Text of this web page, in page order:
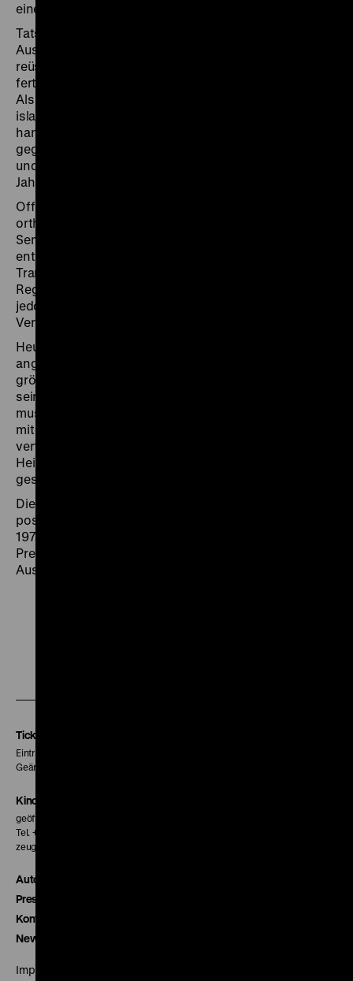
einer der zentralen Protagonisten des Dritten Kinos.
Tatsächlich datieren die beiden Sembène-Arbeiten der
Auswahl allerdings nicht ganz auf dasselbe Jahr.
reüssierte 1975 im Kino,
fertiggestellt und dann direkt von der Zensur kassiert.
Als Grund für das Verbot wird häufig die ungeschützt
islamkritische Haltung des Films vermutet:
handelt vom Widerstand der titelgebenden Gruppe
gegen den Untergang ihrer traditionellen Lebensweise
und muslimische Einflussnahme am Ende des 17.
Jahrhunderts.
Offiziell wurden allerdings kulturell aufgeladene
orthographische Spitzfindigkeiten ins Feld geführt.
Sembène insistierte darauf, dass der Titel
entsprechend einer von ihm mitentwickelten Wolof-
Transkription mit zwei Ds geschrieben wird, die
Regierung unter Präsident Léopold Senghor lehnte
jedoch gemäß des von ihr gesprochenen Sereres die
Verwendung doppelter Konsonanten strikt ab.
Heute scheint der im zeitgenössischen Polit-Milieu
angesiedelte
größere Gegenlektürerisiko zu bergen. Nachdem er
seine dritte Frau geheiratet hat, sieht sich ein
muslimischer Geschäftsmann und Regierungsminister
mit Erektionsstörungen konfrontiert und vermutet,
verflucht worden zu sein. Während er verzweifelt nach
Heilung sucht, erodiert allmählich sein
gesellschaftlich-finanzieller Status.
Die Satire über Impotenz und Verkommenheit der
postkolonialen senegalesischen Bourgeoisie hatte
1975 auf dem Internationalen Filmfest Moskau
Premiere und kam schon ein Jahr später mit einer ARD-
Ausstrahlung ins deutsche Fernsehen. (chl)
Tickets
Eintritt 5 €
Geänderte Preise sind im Programm vermerkt.
Kinokasse
geöffnet 30 Minuten vor Beginn der ersten Vorstellung
Tel. + 49 30 20304-770
zeughauskino@dhm.de
Autor*innen
Presse
Kontakt
Newsletter
Impressum